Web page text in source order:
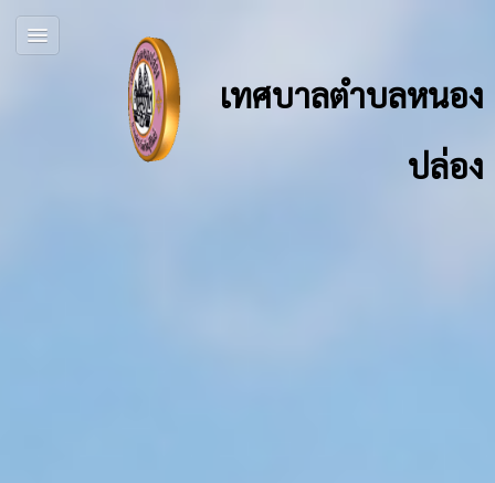
เทศบาลตำบลหนอง
ปล่อง